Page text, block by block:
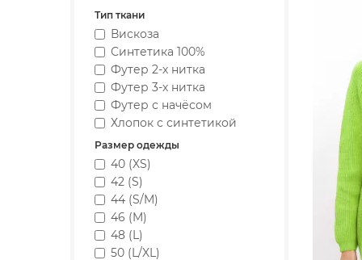
Тип ткани
Вискоза
Синтетика 100%
Футер 2-х нитка
Футер 3-х нитка
Футер с начёсом
Хлопок с синтетикой
Размер одежды
40 (XS)
42 (S)
44 (S/M)
46 (M)
48 (L)
50 (L/XL)